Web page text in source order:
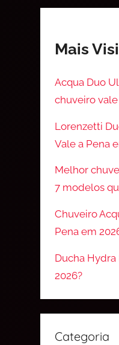
Mais
Acqua Duo
chuveiro
Lorenzetti
Vale a Pena
Melhor
7 modelos
Chuveiro
Pena em
Ducha Hydra
2026?
Categoria